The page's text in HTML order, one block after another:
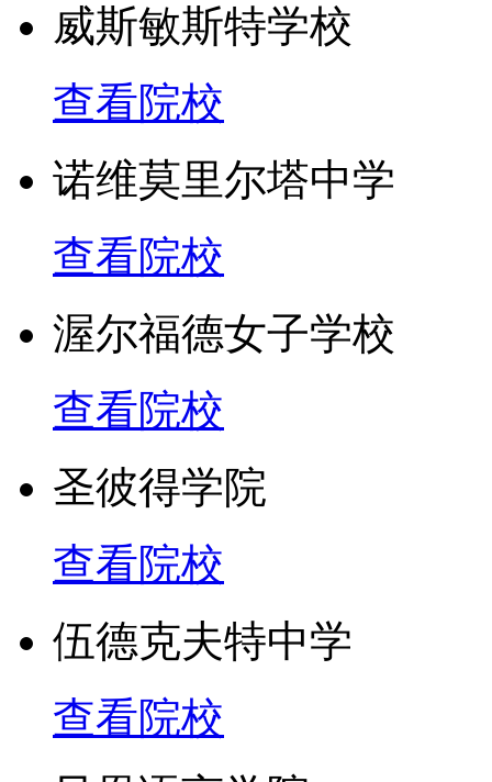
7. 排球和网球场
8. 音乐练习室
9. 摄影编辑室
10. 餐馆
连接大学途径
1. 格里菲斯大学-客座课
2. 邦德大学-通路计划，
3. 黄金海岸TAFE学院-
4. 南十字大学Southern
Entry
威斯敏斯特学校
查看院校
诺维莫里尔塔中学
查看院校
渥尔福德女子学校
查看院校
圣彼得学院
查看院校
伍德克夫特中学
查看院校